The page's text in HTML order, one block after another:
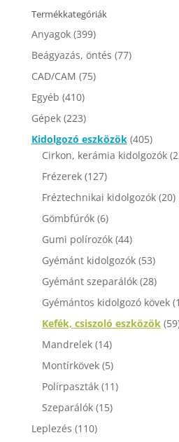
Termékkategóriák
Anyagok (399)
Beágyazás, öntés (77)
CAD/CAM (75)
Egyéb (410)
Gépek (223)
Kidolgozó eszközök (405)
Cirkon, kerámia kidolgozók
Frézerek (127)
Fréztechnikai kidolgozók (20)
Gömbfúrók (6)
Gumi polírozók (44)
Gyémánt kidolgozók (53)
Gyémánt szeparálók (28)
Gyémántos kidolgozó kövek
Kefék, csiszoló eszközök
Mandrelek (14)
Montírkövek (5)
Polírpaszták (11)
Szeparálók (15)
Leplezés (110)